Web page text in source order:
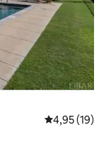
Calificación
4,95 (19)